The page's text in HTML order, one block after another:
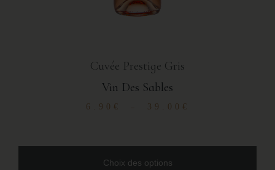
Cuvée Prestige Gris
Vin Des Sables
6.90 € 39.00 €
Choix des options